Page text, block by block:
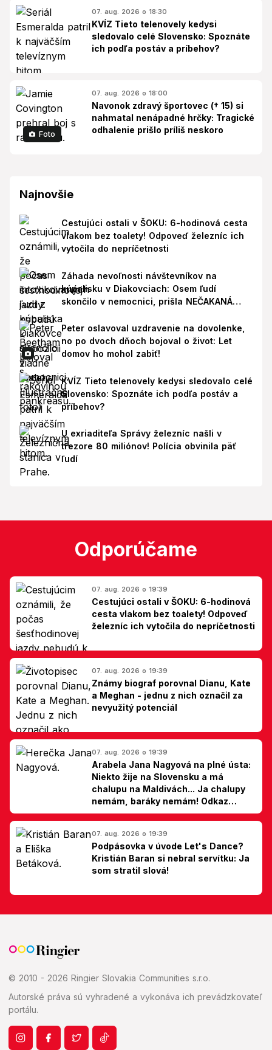
07. aug. 2026 o 18:30
KVÍZ Tieto telenovely kedysi
sledovalo celé Slovensko: Spoznáte
ich podľa postáv a príbehov?
Foto
07. aug. 2026 o 18:00
Navonok zdravý športovec († 15) si
nahmatal nenápadné hrčky: Tragické
odhalenie prišlo príliš neskoro
Najnovšie
Cestujúci ostali v ŠOKU: 6-hodinová cesta
vlakom bez toalety! Odpoveď železníc ich
vytočila do nepríčetnosti
Záhada nevoľnosti návštevníkov na
kúpalisku v Diakovciach: Osem ľudí
skončilo v nemocnici, prišla NEČAKANÁ
Peter oslavoval uzdravenie na dovolenke,
no po dvoch dňoch bojoval o život: Let
domov ho mohol zabiť!
KVÍZ Tieto telenovely kedysi sledovalo celé
Slovensko: Spoznáte ich podľa postáv a
príbehov?
U exriaditeľa Správy železníc našli v
trezore 80 miliónov! Polícia obvinila päť
ľudí
Odporúčame
07. aug. 2026 o 19:39
Cestujúci ostali v ŠOKU: 6-hodinová
cesta vlakom bez toalety! Odpoveď
železníc ich vytočila do nepríčetnosti
07. aug. 2026 o 19:39
Známy biograf porovnal Dianu, Kate
a Meghan - jednu z nich označil za
nevyužitý potenciál
07. aug. 2026 o 19:39
Arabela Jana Nagyová na plné ústa:
Niekto žije na Slovensku a má
chalupu na Maldivách... Ja chalupy
nemám, baráky nemám! Odkaz
Slovákom
07. aug. 2026 o 19:39
Podpásovka v úvode Let's Dance?
Kristián Baran si nebral servítku: Ja
som stratil slová!
© 2010 - 2026 Ringier Slovakia Communities s.r.o.
Autorské práva sú vyhradené a vykonáva ich prevádzkovateľ
portálu.